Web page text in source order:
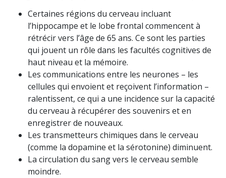
Certaines régions du cerveau incluant
l’hippocampe et le lobe frontal commencent à
rétrécir vers l’âge de 65 ans. Ce sont les parties
qui jouent un rôle dans les facultés cognitives de
haut niveau et la mémoire.
Les communications entre les neurones – les
cellules qui envoient et reçoivent l’information –
ralentissent, ce qui a une incidence sur la capacité
du cerveau à récupérer des souvenirs et en
enregistrer de nouveaux.
Les transmetteurs chimiques dans le cerveau
(comme la dopamine et la sérotonine) diminuent.
La circulation du sang vers le cerveau semble
moindre.